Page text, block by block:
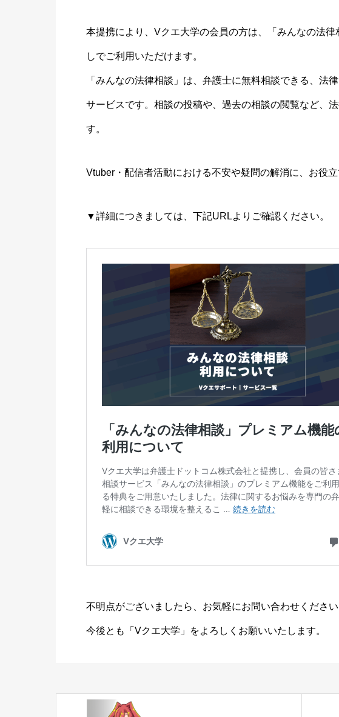
本提携により、Vクエ大学の会員の方は、「みんなの法
しでご利用いただけます。
「みんなの法律相談」は、弁護士に無料相談できる、法
サービスです。相談の投稿や、過去の相談の閲覧など、
す。
Vtuber・配信者活動における不安や疑問の解消に、お役立
▼詳細につきましては、下記URLよりご確認ください。
不明点がございましたら、お気軽にお問い合わせください
今後とも「Vクエ大学」をよろしくお願いいたします。